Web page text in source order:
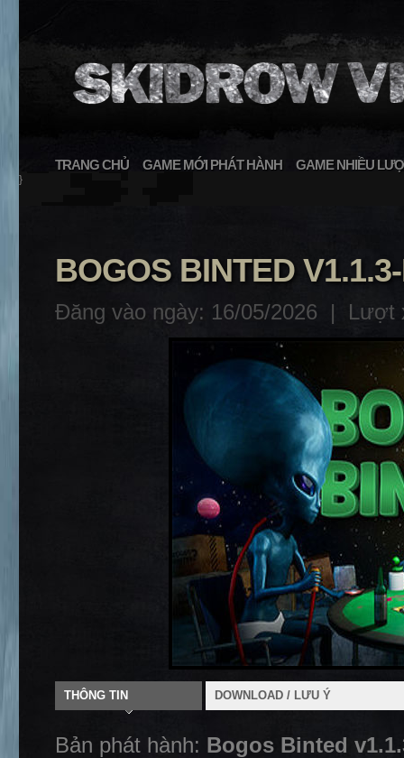
TRANG CHỦ GAME MỚI PHÁT HÀNH GAME NHIỀU
}
BOGOS BINTED
Đăng vào ngày: 16/05/2026 | Lượt
THÔNG TIN DOWNLOAD / LƯU Ý
Bản phát hành: Bogos Binted